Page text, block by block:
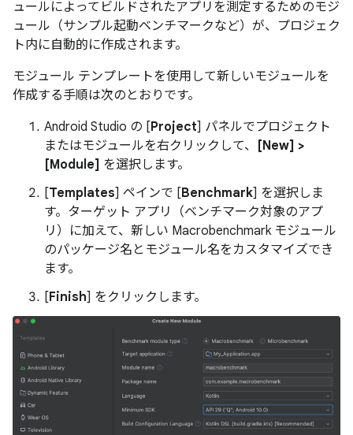
ュールによってビルドされたアプリを測定するためのモジ
ュール（サンプル起動ベンチマークなど）が、プロジェク
ト内に自動的に作成されます。
モジュール テンプレートを使用して新しいモジュールを
作成する手順は次のとおりです。
Android Studio の [Project] パネルでプロジェクト
またはモジュールを右クリックして、
[New] >
[Module] を選択します。
[Templates] ペインで [Benchmark] を選択しま
す。ターゲット アプリ（ベンチマーク対象のアプ
リ）に加えて、新しい Macrobenchmark モジュール
のパッケージ名とモジュール名をカスタマイズでき
ます。
[Finish] をクリックします。